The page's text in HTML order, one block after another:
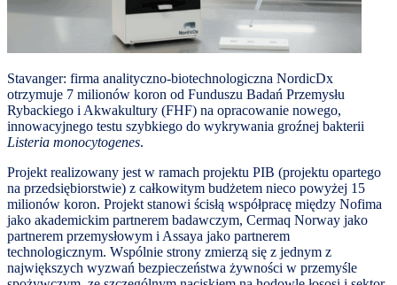
Stavanger: firma analityczno-biotechnologiczna NordicDx
otrzymuje 7 milionów koron od Funduszu Badań Przemysłu
Rybackiego i Akwakultury (FHF) na opracowanie nowego,
innowacyjnego testu szybkiego do wykrywania groźnej bakterii
Listeria monocytogenes.
Projekt realizowany jest w ramach projektu PIB (projektu opartego
na przedsiębiorstwie) z całkowitym budżetem nieco powyżej 15
milionów koron. Projekt stanowi ścisłą współpracę między Nofima
jako akademickim partnerem badawczym, Cermaq Norway jako
partnerem przemysłowym i Assaya jako partnerem
technologicznym. Wspólnie strony zmierzą się z jednym z
największych wyzwań bezpieczeństwa żywności w przemyśle